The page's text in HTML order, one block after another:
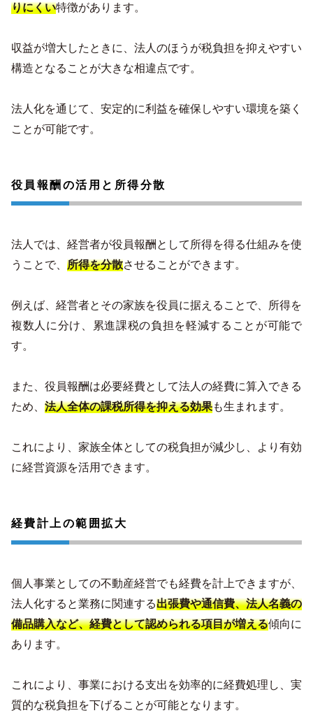
りにくい特徴があります。
収益が増大したときに、法人のほうが税負担を抑えやすい
構造となることが大きな相違点です。
法人化を通じて、安定的に利益を確保しやすい環境を築く
ことが可能です。
役員報酬の活用と所得分散
法人では、経営者が役員報酬として所得を得る仕組みを使
うことで、 所得を分散させることができます。
例えば、経営者とその家族を役員に据えることで、所得を
複数人に分け、累進課税の負担を軽減することが可能で
す。
また、役員報酬は必要経費として法人の経費に算入できる
ため、 法人全体の課税所得を抑える効果も生まれます。
これにより、家族全体としての税負担が減少し、より有効
に経営資源を活用できます。
経費計上の範囲拡大
個人事業としての不動産経営でも経費を計上できますが、
法人化すると業務に関連する出張費や通信費、法人名義の
備品購入など、経費として認められる項目が増える傾向に
あります。
これにより、事業における支出を効率的に経費処理し、実
質的な税負担を下げることが可能となります。